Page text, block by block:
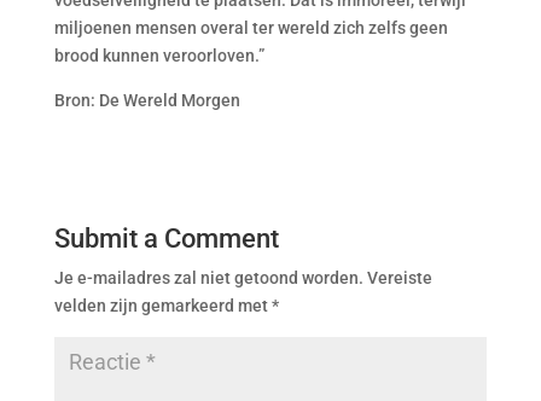
miljoenen mensen overal ter wereld zich zelfs geen
brood kunnen veroorloven.”
Bron: De Wereld Morgen
Submit a Comment
Je e-mailadres zal niet getoond worden. Vereiste
velden zijn gemarkeerd met*